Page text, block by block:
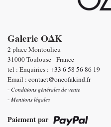
Galerie OΔK
2 place Montoulieu
31000 Toulouse - France
tel : Enquiries : +33 6 58 56 86 19
Email : contact@oneofakind.fr
- Conditions générales de vente
- Mentions légales
Paiement par